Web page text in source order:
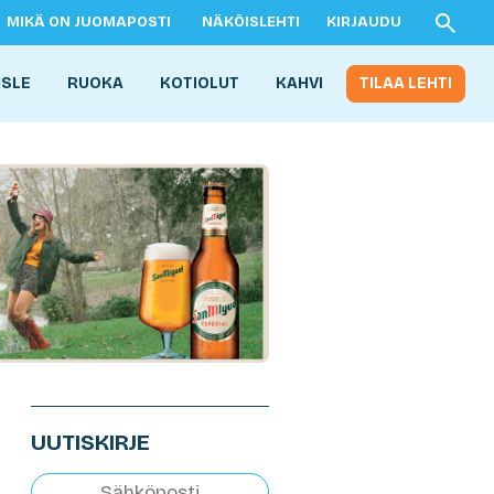
MIKÄ ON JUOMAPOSTI NÄKÖISLEHTI KIRJAUDU
RUOKA KOTIOLUT KAHVI TILAA LEHTI
UUTISKIRJE